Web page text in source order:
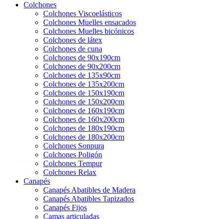
Colchones
Colchones Viscoelásticos
Colchones Muelles ensacados
Colchones Muelles bicónicos
Colchones de látex
Colchones de cuna
Colchones de 90x190cm
Colchones de 90x200cm
Colchones de 135x90cm
Colchones de 135x200cm
Colchones de 150x190cm
Colchones de 150x200cm
Colchones de 160x190cm
Colchones de 160x200cm
Colchones de 180x190cm
Colchones de 180x200cm
Colchones Sonpura
Colchones Poligón
Colchones Tempur
Colchones Relax
Canapés
Canapés Abatibles de Madera
Canapés Abatibles Tapizados
Canapés Fijos
Camas articuladas